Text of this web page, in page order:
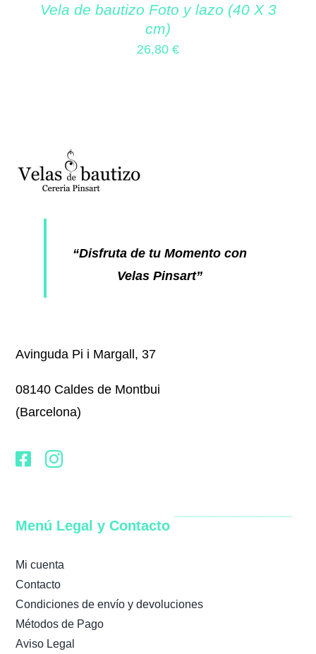
Vela de bautizo Foto y lazo (40 X 3
cm)
26,80 €
“Disfruta de tu Momento con
Velas Pinsart”
Avinguda Pi i Margall, 37
08140 Caldes de Montbui
(Barcelona)
Menú Legal y Contacto
Mi cuenta
Contacto
Condiciones de envío y devoluciones
Métodos de Pago
Aviso Legal